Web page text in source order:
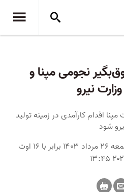
نجومی مپنا و
نیرو
اقدام کارآمدی در زمینه تولید
شود
جمعه ۲۶ مرداد ۱۴۰۳ برابر با ۱۶ اوت
۱۳:۴۵